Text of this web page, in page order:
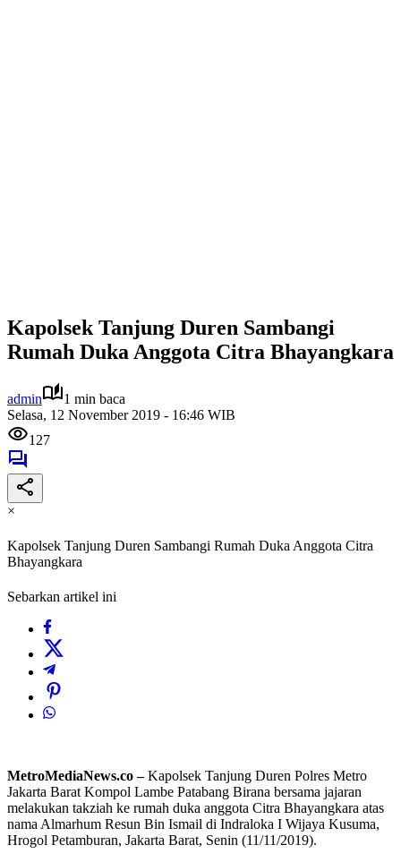
Kapolsek Tanjung Duren Sambangi
Rumah Duka Anggota Citra Bhayangkara
admin
1 min baca
Selasa, 12 November 2019 - 16:46 WIB
127
×
Kapolsek Tanjung Duren Sambangi Rumah Duka Anggota Citra
Bhayangkara
Sebarkan artikel ini
MetroMediaNews.co –Kapolsek Tanjung Duren Polres Metro
Jakarta Barat Kompol Lambe Patabang Birana bersama jajaran
melakukan takziah ke rumah duka anggota Citra Bhayangkara atas
nama Almarhum Resun Bin Ismail di Indraloka I Wijaya Kusuma,
Hrogol Petamburan, Jakarta Barat, Senin (11/11/2019).